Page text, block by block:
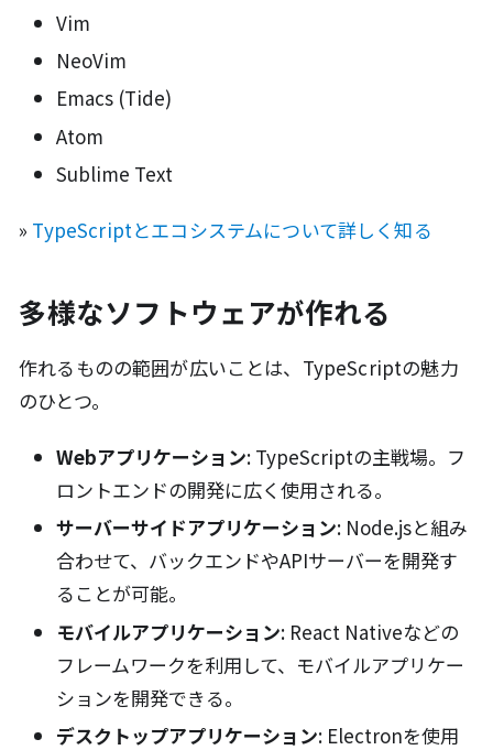
Vim
NeoVim
Emacs (Tide)
Atom
Sublime Text
» TypeScriptとエコシステムについて詳しく知る
多様なソフトウェアが作れる
作れるものの範囲が広いことは、TypeScriptの魅力
のひとつ。
Webアプリケーション: TypeScriptの主戦場。フ
ロントエンドの開発に広く使用される。
サーバーサイドアプリケーション: Node.jsと組み
合わせて、バックエンドやAPIサーバーを開発す
ることが可能。
モバイルアプリケーション: React Nativeなどの
フレームワークを利用して、モバイルアプリケー
ションを開発できる。
デスクトップアプリケーション: Electronを使用